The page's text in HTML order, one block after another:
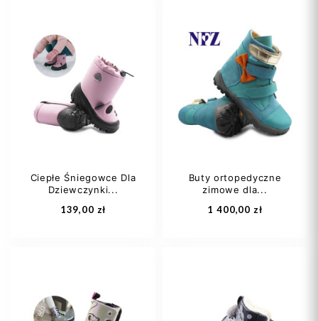
22
Dodaj do koszyka
30
31
33
Dodaj do koszyka
Ciepłe Śniegowce Dla
Dziewczynki...
139,00 zł
Buty ortopedyczne
zimowe dla...
1 400,00 zł